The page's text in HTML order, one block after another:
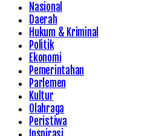
Nasional
Daerah
Hukum & Kriminal
Politik
Ekonomi
Pemerintahan
Parlemen
Kultur
Olahraga
Peristiwa